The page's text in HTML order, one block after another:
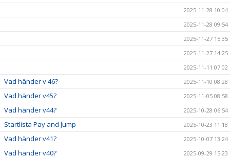
2025-11-28 10:04
2025-11-28 09:54
2025-11-27 15:35
2025-11-27 14:25
2025-11-11 07:02
Vad händer v 46? 2025-11-10 08:28
Vad händer v45? 2025-11-05 08:58
Vad händer v44? 2025-10-28 06:54
Startlista Pay and Jump 2025-10-23 11:18
Vad händer v41? 2025-10-07 13:24
Vad händer v40? 2025-09-29 15:23